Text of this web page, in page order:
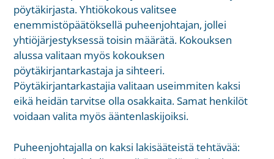
pöytäkirjasta. Yhtiökokous valitsee
enemmistöpäätöksellä puheenjohtajan, jollei
yhtiöjärjestyksessä toisin määrätä. Kokouksen
alussa valitaan myös kokouksen
pöytäkirjantarkastaja ja sihteeri.
Pöytäkirjantarkastajia valitaan useimmiten kaksi
eikä heidän tarvitse olla osakkaita. Samat henkilöt
voidaan valita myös ääntenlaskijoiksi.
Puheenjohtajalla on kaksi lakisääteistä tehtävää: